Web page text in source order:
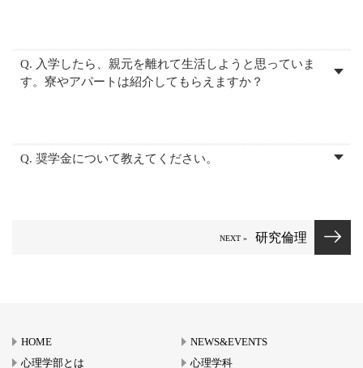
Q. 入学したら、親元を離れて生活しようと思っていま
す。寮やアパートは紹介してもらえますか？
Q. 奨学金について教えてください。
研究倫理
HOME
NEWS&EVENTS
心理学部とは
心理学科